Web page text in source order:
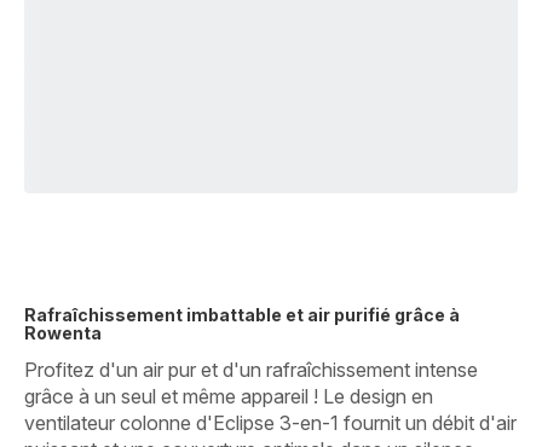
Rafraîchissement imbattable et air purifié grâce à
Rowenta
Profitez d'un air pur et d'un rafraîchissement intense
grâce à un seul et même appareil ! Le design en
ventilateur colonne d'Eclipse 3-en-1 fournit un débit d'air